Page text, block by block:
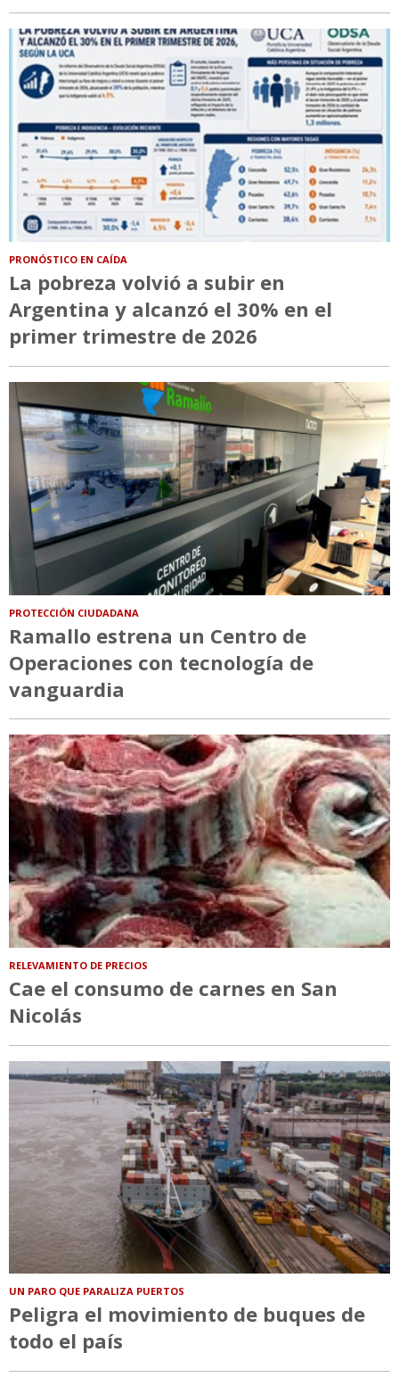
PRONÓSTICO EN CAÍDA
La pobreza volvió a subir en
Argentina y alcanzó el 30% en el
primer trimestre de 2026
PROTECCIÓN CIUDADANA
Ramallo estrena un Centro de
Operaciones con tecnología de
vanguardia
RELEVAMIENTO DE PRECIOS
Cae el consumo de carnes en San
Nicolás
UN PARO QUE PARALIZA PUERTOS
Peligra el movimiento de buques de
todo el país